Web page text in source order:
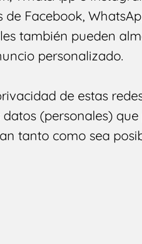
Facebook,
también pueden
personalizado.
de estas
(personales)
tanto como sea